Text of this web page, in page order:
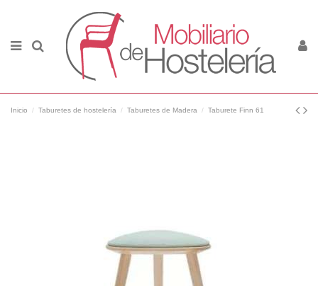
Inicio Taburetes de hostelería Taburetes de Madera Taburete Finn 61